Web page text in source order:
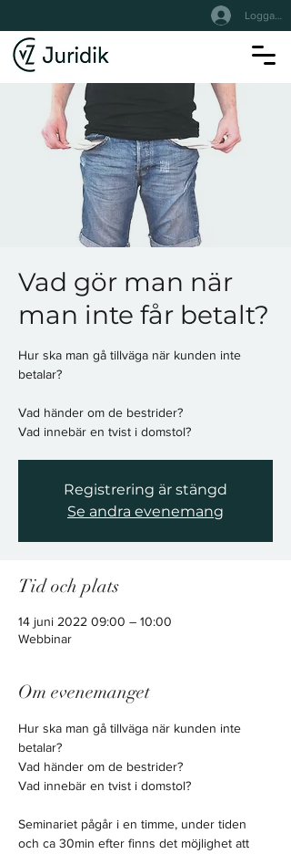
Logga In
Vad gör man när
man inte får betalt?
Hur ska man gå tillväga när kunden inte
betalar?
Vad händer om de bestrider?
​​​​​​​Vad innebär en tvist i domstol?
Registrering är stängd
Se andra evenemang
Tid och plats
14 juni 2022 09:00 – 10:00
Webbinar
Om evenemanget
Hur ska man gå tillväga när kunden inte
betalar?
Vad händer om de bestrider?
​​​​​​​Vad innebär en tvist i domstol?
Seminariet pågår i en timme, under tiden
och ca 30min efter finns det möjlighet att